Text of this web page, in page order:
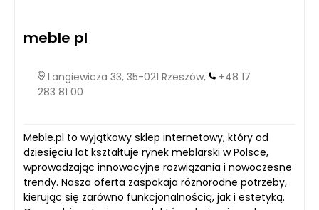
meble pl
Langiewicza 33, 35-021 Rzeszów,
+48 17
283 81 00
Meble.pl to wyjątkowy sklep internetowy, który od
dziesięciu lat kształtuje rynek meblarski w Polsce,
wprowadzając innowacyjne rozwiązania i nowoczesne
trendy. Nasza oferta zaspokaja różnorodne potrzeby,
kierując się zarówno funkcjonalnością, jak i estetyką.